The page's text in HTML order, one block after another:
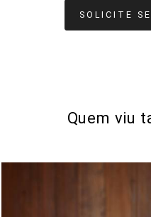
SOLICITE
Quem viu